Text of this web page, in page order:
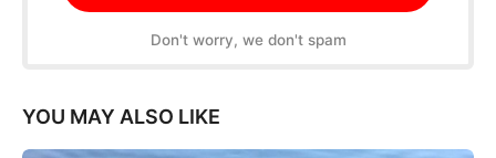
Don't worry, we don't spam
YOU MAY ALSO LIKE